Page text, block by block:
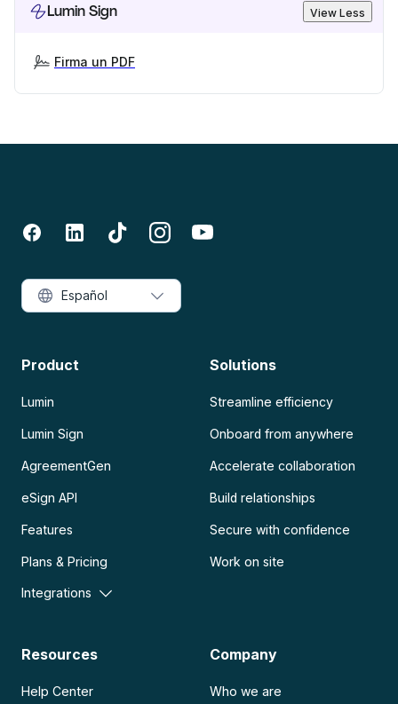
Lumin Sign View Less
Firma un PDF
Product
Lumin
Lumin Sign
AgreementGen
eSign API
Features
Plans & Pricing
Integrations
Solutions
Streamline efficiency
Onboard from anywhere
Accelerate collaboration
Build relationships
Secure with confidence
Work on site
Resources
Help Center
Company
Who we are
Español